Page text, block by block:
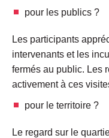
pour les publics ?
Les participants
intervenants et les
fermés au public. Les
activement à ces
pour le territoire ?
Le regard sur le